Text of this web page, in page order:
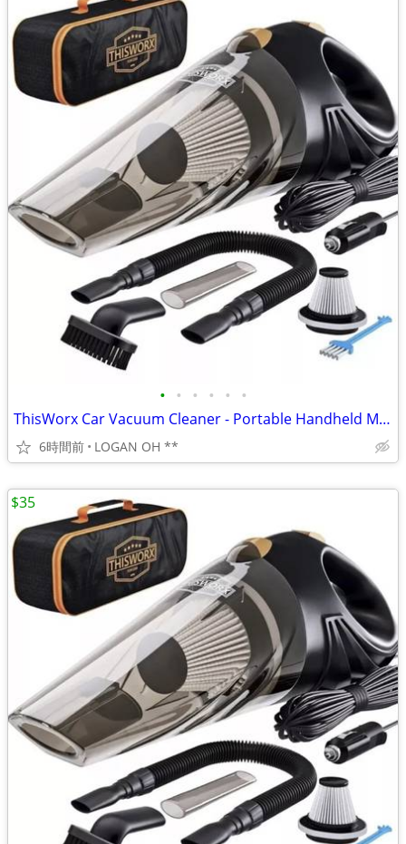
• • • • • •
ThisWorx Car Vacuum Cleaner - Portable Handheld Mini Vacuum Cleaner W/
6時間前 LOGAN OH **
$35